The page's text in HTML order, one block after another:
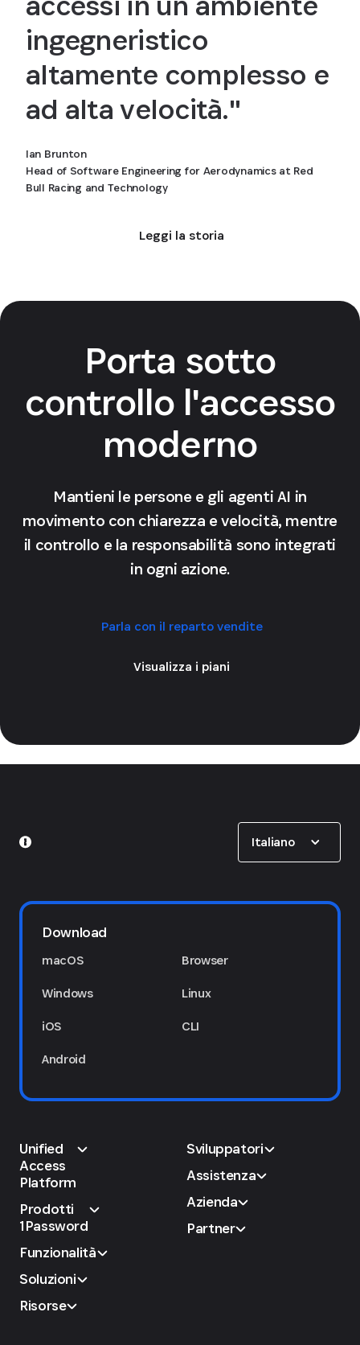
ingegneristico
altamente complesso e
ad alta velocità."
Ian Brunton
Head of Software Engineering for Aerodynamics at Red
Bull Racing and Technology
Leggi la storia
Porta sotto
controllo l'accesso
moderno
Mantieni le persone e gli agenti AI in
movimento con chiarezza e velocità, mentre
il controllo e la responsabilità sono integrati
in ogni azione.
Parla con il reparto vendite
Visualizza i piani
Italiano
Download
macOS
Windows
iOS
Android
Browser
Linux
CLI
Unified
Access
Platform
Prodotti
1Password
Funzionalità
Soluzioni
Risorse
Sviluppatori
Assistenza
Azienda
Partner